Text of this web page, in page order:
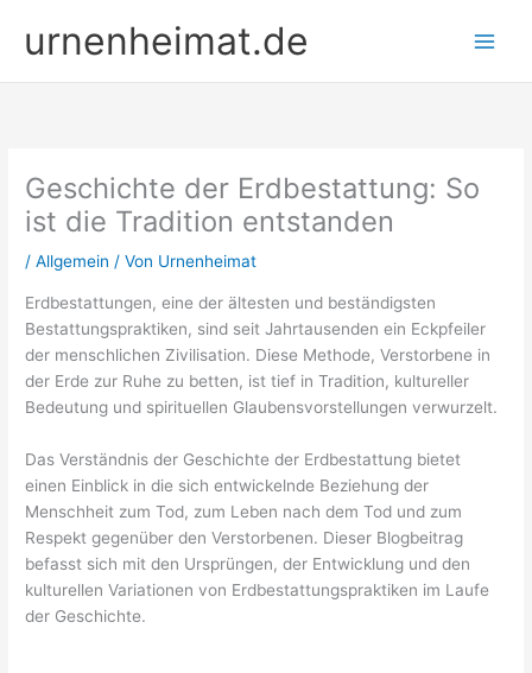
Inhalturnenheimat.de
Geschichte der Erdbestattung: So
ist die Tradition entstanden
/Allgemein / Von Urnenheimat
Erdbestattungen, eine der ältesten und beständigsten
Bestattungspraktiken, sind seit Jahrtausenden ein Eckpfeiler
der menschlichen Zivilisation. Diese Methode, Verstorbene in
der Erde zur Ruhe zu betten, ist tief in Tradition, kultureller
Bedeutung und spirituellen Glaubensvorstellungen verwurzelt.
Das Verständnis der Geschichte der Erdbestattung bietet
einen Einblick in die sich entwickelnde Beziehung der
Menschheit zum Tod, zum Leben nach dem Tod und zum
Respekt gegenüber den Verstorbenen. Dieser Blogbeitrag
befasst sich mit den Ursprüngen, der Entwicklung und den
kulturellen Variationen von Erdbestattungspraktiken im Laufe
der Geschichte.